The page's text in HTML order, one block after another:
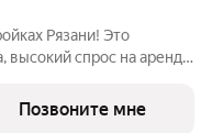
Рязани! Это
высокий спрос на аренду
Позвоните мне